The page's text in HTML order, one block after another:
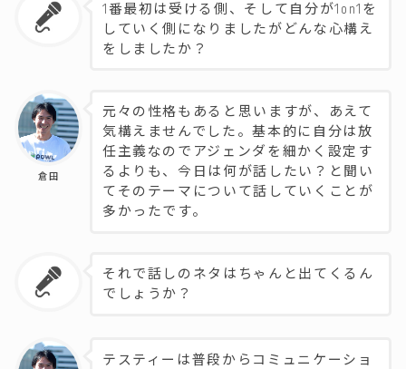
1番最初は受ける側、そして自分が1on1を
していく側になりましたがどんな心構え
をしましたか？
倉田
元々の性格もあると思いますが、あえて
気構えませんでした。基本的に自分は放
任主義なのでアジェンダを細かく設定す
るよりも、今日は何が話したい？と聞い
てそのテーマについて話していくことが
多かったです。
それで話しのネタはちゃんと出てくるん
でしょうか？
テスティーは普段からコミュニケーショ